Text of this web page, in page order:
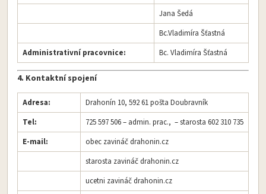
Jana Šedá
Bc.Vladimíra Šťastná
Administrativní pracovnice:
Bc. Vladimíra Šťastná
4. Kontaktní spojení
Adresa:
Drahonín 10, 592 61 pošta Doubravník
Tel:
725 597 506 – admin. prac., – starosta 602 310 735
E-mail:
obec zavináčdrahonin.cz
starosta zavináčdrahonin.cz
ucetni zavináč drahonin.cz